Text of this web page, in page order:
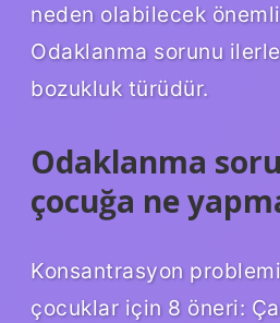
neden olabilecek
Odaklanma sorunu
bozukluk türüdür.
Odaklanma
çocuğa ne
Konsantrasyon
çocuklar için 8 öneri: